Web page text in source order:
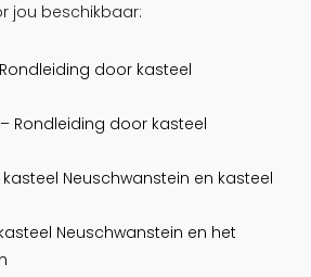
jou beschikbaar:
door kasteel
Rondleiding door kasteel
Neuschwanstein en kasteel
Neuschwanstein en het